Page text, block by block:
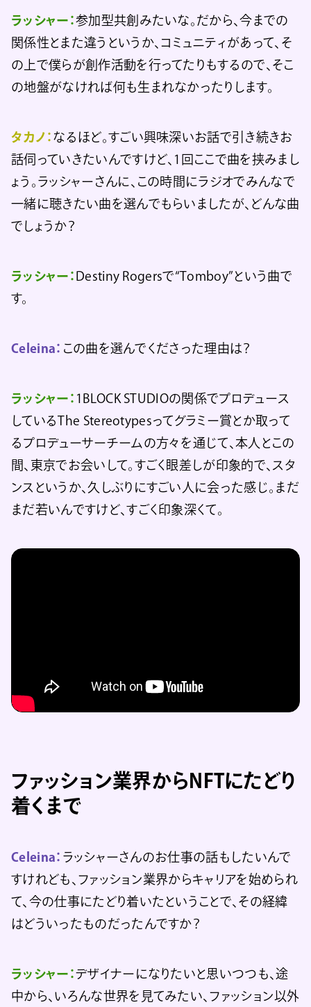
ラッシャー：参加型共創みたいな。だから、今までの
関係性とまた違うというか、コミュニティがあって、そ
の上で僕らが創作活動を行ってたりもするので、そこ
の地盤がなければ何も生まれなかったりします。
タカノ： なるほど。すごい興味深いお話で引き続きお
話伺っていきたいんですけど、1回ここで曲を挟みまし
ょう。ラッシャーさんに、この時間にラジオでみんなで
一緒に聴きたい曲を選んでもらいましたが、どんな曲
でしょうか？
ラッシャー： Destiny Rogersで“Tomboy”という曲で
す。
Celeina： この曲を選んでくださった理由は？
ラッシャー： 1BLOCK STUDIOの関係でプロデュース
しているThe Stereotypesってグラミー賞とか取って
るプロデューサーチームの方々を通じて、本人とこの
間、東京でお会いして。すごく眼差しが印象的で、スタ
ンスというか、久しぶりにすごい人に会った感じ。まだ
まだ若いんですけど、すごく印象深くて。
ファッション業界からNFTにたどり
着くまで
Celeina： ラッシャーさんのお仕事の話もしたいんで
すけれども、ファッション業界からキャリアを始められ
て、今の仕事にたどり着いたということで、その経緯
はどういったものだったんですか？
ラッシャー：デザイナーになりたいと思いつつも、途
中から、いろんな世界を見てみたい、ファッション以外